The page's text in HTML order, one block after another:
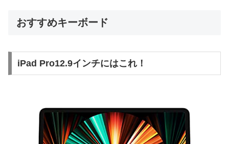
おすすめキーボード
iPad Pro12.9インチにはこれ！